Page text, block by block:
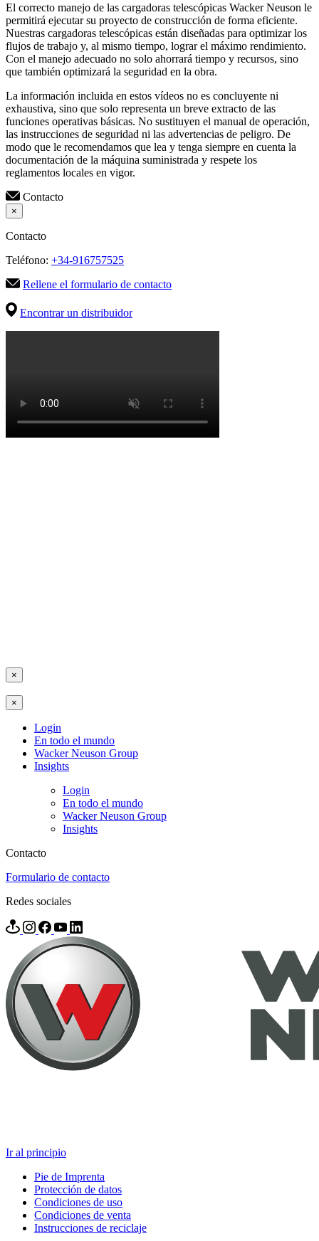
El correcto manejo de las cargadoras telescópicas Wacker Neuson le
permitirá ejecutar su proyecto de construcción de forma eficiente.
Nuestras cargadoras telescópicas están diseñadas para optimizar los
flujos de trabajo y, al mismo tiempo, lograr el máximo rendimiento.
Con el manejo adecuado no solo ahorrará tiempo y recursos, sino
que también optimizará la seguridad en la obra.
La información incluida en estos vídeos no es concluyente ni
exhaustiva, sino que solo representa un breve extracto de las
funciones operativas básicas. No sustituyen el manual de operación,
las instrucciones de seguridad ni las advertencias de peligro. De
modo que le recomendamos que lea y tenga siempre en cuenta la
documentación de la máquina suministrada y respete los
reglamentos locales en vigor.
Contacto
×
Contacto
Teléfono: +34-916757525
Rellene el formulario de contacto
Encontrar un distribuidor
×
×
Login
En todo el mundo
Wacker Neuson Group
Insights
Login
En todo el mundo
Wacker Neuson Group
Insights
Contacto
Formulario de contacto
Redes sociales
Ir al principio
Pie de Imprenta
Protección de datos
Condiciones de uso
Condiciones de venta
Instrucciones de reciclaje